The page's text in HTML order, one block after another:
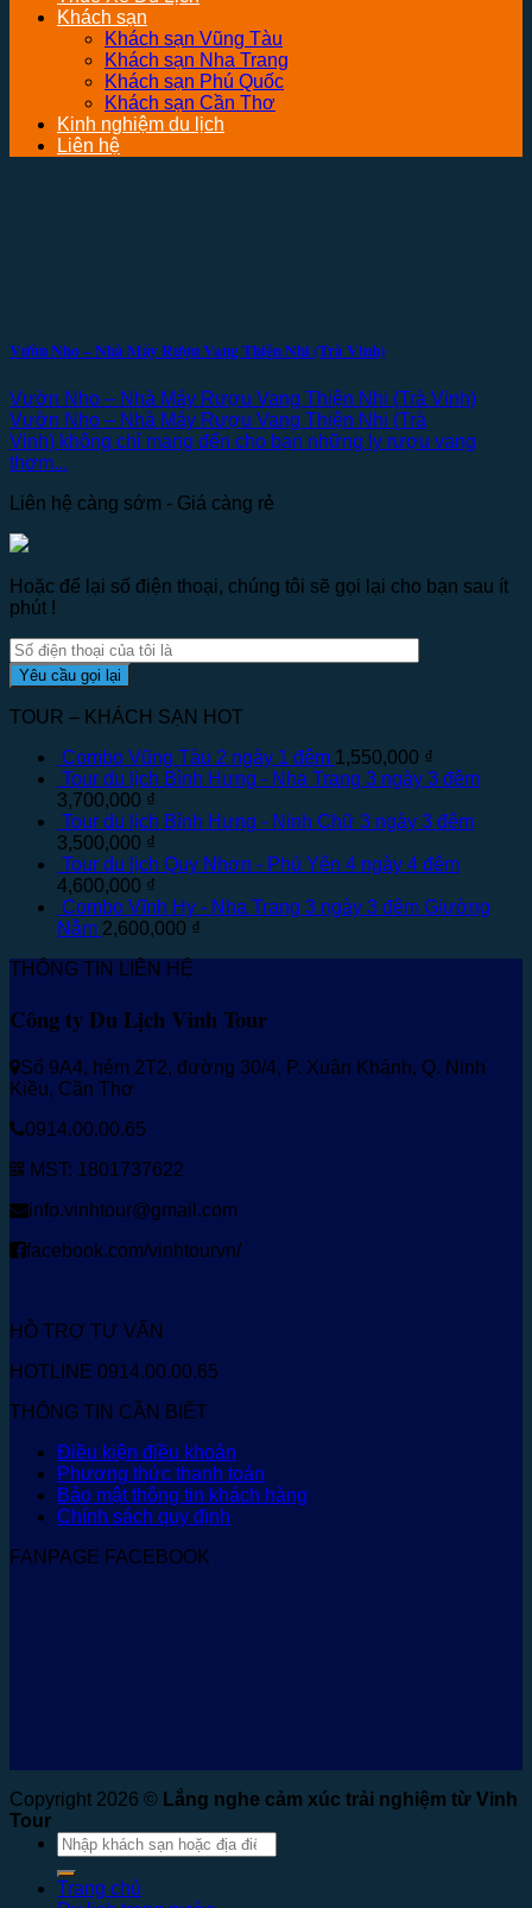
Khách sạn
Khách sạn Vũng Tàu
Khách sạn Nha Trang
Khách sạn Phú Quốc
Khách sạn Cần Thơ
Kinh nghiệm du lịch
Liên hệ
Vườn Nho – Nhà Máy Rượu Vang Thiện Nhi (Trà Vinh)
Vườn Nho – Nhà Máy Rượu Vang Thiện Nhi (Trà Vinh)
Vườn Nho – Nhà Máy Rượu Vang Thiện Nhi (Trà
Vinh) không chỉ mang đến cho bạn những ly rượu vang
thơm...
Liên hệ càng sớm - Giá càng rẻ
Hoặc để lại số điện thoại, chúng tôi sẽ gọi lại cho bạn sau ít
phút !
TOUR – KHÁCH SẠN HOT
Combo Vũng Tàu 2 ngày 1 đêm 1,550,000 ₫
Tour du lịch Bình Hưng - Nha Trang 3 ngày 3 đêm
3,700,000 ₫
Tour du lịch Bình Hưng - Ninh Chữ 3 ngày 3 đêm
3,500,000 ₫
Tour du lịch Quy Nhơn - Phú Yên 4 ngày 4 đêm
4,600,000 ₫
Combo Vĩnh Hy - Nha Trang 3 ngày 3 đêm Giường
Nằm 2,600,000 ₫
THÔNG TIN LIÊN HỆ
Công ty Du Lịch Vinh Tour
Số 9A4, hẻm 2T2, đường 30/4, P. Xuân Khánh, Q. Ninh
Kiều, Cần Thơ
0914.00.00.65
MST: 1801737622
info.vinhtour@gmail.com
facebook.com/vinhtourvn/
HỖ TRỢ TƯ VẤN
HOTLINE 0914.00.00.65
THÔNG TIN CẦN BIẾT
Điều kiện điều khoản
Phương thức thanh toán
Bảo mật thông tin khách hàng
Chính sách quy định
FANPAGE FACEBOOK
Copyright 2026 © Lắng nghe cảm xúc trải nghiệm từ Vinh
Tour
Tìm
kiếm:
Trang chủ